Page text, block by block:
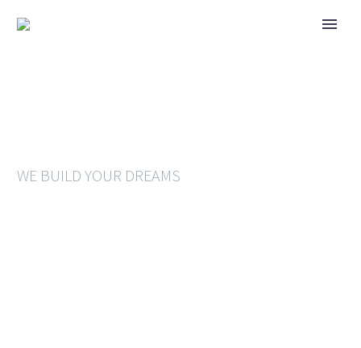
WE BUILD YOUR DREAMS